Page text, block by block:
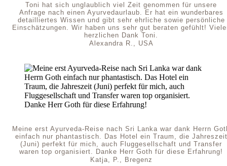
Toni hat sich unglaublich viel Zeit genommen für unsere
Anfrage nach einen Ayurvedaurlaub. Er hat ein wunderbares
detailliertes Wissen und gibt sehr ehrliche sowie persönliche
Einschätzungen. Wir haben uns sehr gut beraten gefühlt!
herzlichen Dank Toni.
Alexandra R., USA
Meine erst Ayurveda-Reise nach Sri Lanka war dank Herrn
einfach nur phantastisch. Das Hotel ein Traum, die Jahreszeit
(Juni) perfekt für mich, auch Fluggesellschaft und Transfer
waren top organisiert. Danke Herr Goth für diese Erfahrung!
Katja, P., Bregenz